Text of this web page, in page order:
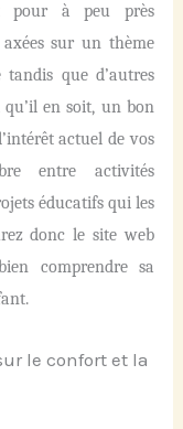
pour à peu près
sur un thème
que d’autres
qu’il en soit, un bon
actuel de vos
entre activités
éducatifs qui les
donc le site web
comprendre sa
le confort et la